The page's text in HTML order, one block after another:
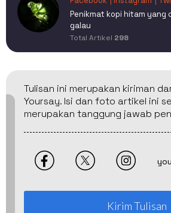
Penikmat kopi hitam yang
galau
Total Artikel 298
Tulisan ini merupakan kiriman
Yoursay. Isi dan foto artikel ini
merupakan tanggung jawab
Kirim Tulisan